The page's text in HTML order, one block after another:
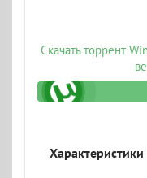
Скачать торрент